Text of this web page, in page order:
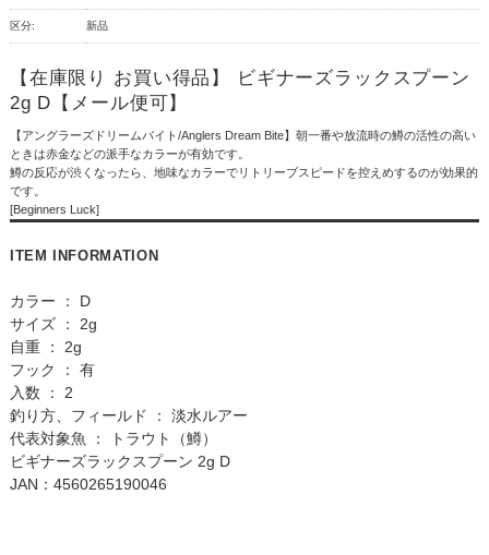
区分: 新品
【在庫限り お買い得品】 ビギナーズラックスプーン
2g D【メール便可】
【アングラーズドリームバイト/Anglers Dream Bite】朝一番や放流時の鱒の活性の高い
ときは赤金などの派手なカラーが有効です。
鱒の反応が渋くなったら、地味なカラーでリトリーブスピードを控えめするのが効果的
です。
[Beginners Luck]
ITEM INFORMATION
カラー ： D
サイズ ： 2g
自重 ： 2g
フック ： 有
入数 ： 2
釣り方、フィールド ： 淡水ルアー
代表対象魚 ： トラウト（鱒）
ビギナーズラックスプーン 2g D
JAN：4560265190046